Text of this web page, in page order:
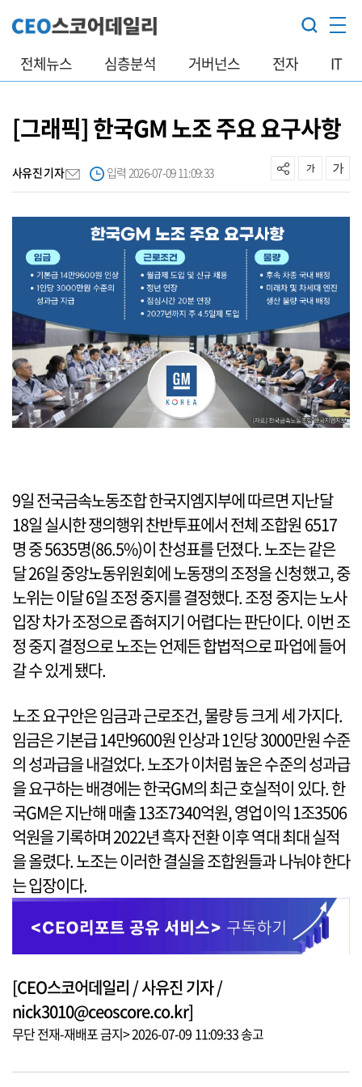
전체뉴스 심층분석 거버넌스 전자 IT
[그래픽] 한국GM 노조 주요 요구사항
사유진 기자 입력 2026-07-09 11:09:33
9일 전국금속노동조합 한국지엠지부에 따르면 지난달
18일 실시한 쟁의행위 찬반투표에서 전체 조합원 6517
명 중 5635명(86.5%)이 찬성표를 던졌다. 노조는 같은
달 26일 중앙노동위원회에 노동쟁의 조정을 신청했고, 중
노위는 이달 6일 조정 중지를 결정했다. 조정 중지는 노사
입장 차가 조정으로 좁혀지기 어렵다는 판단이다. 이번 조
정 중지 결정으로 노조는 언제든 합법적으로 파업에 들어
갈 수 있게 됐다.
노조 요구안은 임금과 근로조건, 물량 등 크게 세 가지다.
임금은 기본급 14만9600원 인상과 1인당 3000만원 수준
의 성과급을 내걸었다. 노조가 이처럼 높은 수준의 성과급
을 요구하는 배경에는 한국GM의 최근 호실적이 있다. 한
국GM은 지난해 매출 13조7340억원, 영업이익 1조3506
억원을 기록하며 2022년 흑자 전환 이후 역대 최대 실적
을 올렸다. 노조는 이러한 결실을 조합원들과 나눠야 한다
는 입장이다.
[CEO스코어데일리 / 사유진 기자 /
nick3010@ceoscore.co.kr]
무단 전재-재배포 금지> 2026-07-09 11:09:33 송고